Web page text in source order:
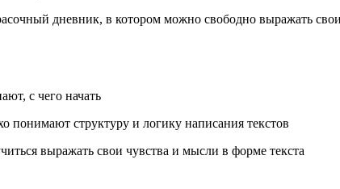
дневник, в котором можно свободно выражать свои
с чего начать
понимают структуру и логику написания текстов
выражать свои чувства и мысли в форме текста